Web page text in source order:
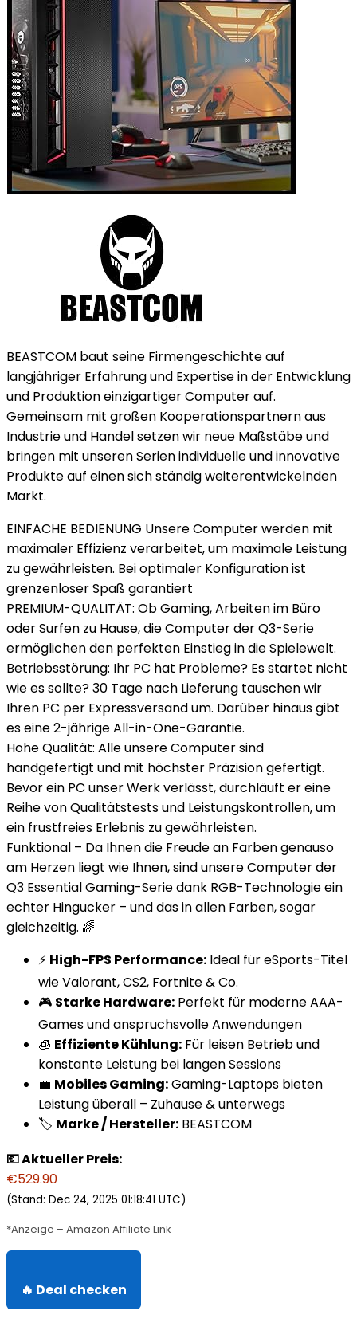
BEASTCOM baut seine Firmengeschichte auf
langjähriger Erfahrung und Expertise in der Entwicklung
und Produktion einzigartiger Computer auf.
Gemeinsam mit großen Kooperationspartnern aus
Industrie und Handel setzen wir neue Maßstäbe und
bringen mit unseren Serien individuelle und innovative
Produkte auf einen sich ständig weiterentwickelnden
Markt.
EINFACHE BEDIENUNG Unsere Computer werden mit
maximaler Effizienz verarbeitet, um maximale Leistung
zu gewährleisten. Bei optimaler Konfiguration ist
grenzenloser Spaß garantiert
PREMIUM-QUALITÄT: Ob Gaming, Arbeiten im Büro
oder Surfen zu Hause, die Computer der Q3-Serie
ermöglichen den perfekten Einstieg in die Spielewelt.
Betriebsstörung: Ihr PC hat Probleme? Es startet nicht
wie es sollte? 30 Tage nach Lieferung tauschen wir
Ihren PC per Expressversand um. Darüber hinaus gibt
es eine 2-jährige All-in-One-Garantie.
Hohe Qualität: Alle unsere Computer sind
handgefertigt und mit höchster Präzision gefertigt.
Bevor ein PC unser Werk verlässt, durchläuft er eine
Reihe von Qualitätstests und Leistungskontrollen, um
ein frustfreies Erlebnis zu gewährleisten.
Funktional – Da Ihnen die Freude an Farben genauso
am Herzen liegt wie Ihnen, sind unsere Computer der
Q3 Essential Gaming-Serie dank RGB-Technologie ein
echter Hingucker – und das in allen Farben, sogar
gleichzeitig. 🌈
⚡ High-FPS Performance: Ideal für eSports-Titel
wie Valorant, CS2, Fortnite & Co.
🎮 Starke Hardware: Perfekt für moderne AAA-
Games und anspruchsvolle Anwendungen
🧊 Effiziente Kühlung: Für leisen Betrieb und
konstante Leistung bei langen Sessions
💼 Mobiles Gaming:Gaming-Laptops bieten
Leistung überall – Zuhause & unterwegs
🏷️ Marke / Hersteller: BEASTCOM
💶 Aktueller Preis:
€529.90
(Stand: Dec 24, 2025 01:18:41 UTC)
*Anzeige – Amazon Affiliate Link
🔥 Deal checken